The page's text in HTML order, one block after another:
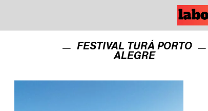
FESTIVAL TURÁ PORTO
ALEGRE